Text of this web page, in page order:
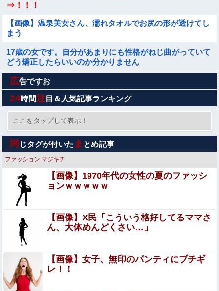
⇒！！！
【画像】温泉美女さん、濡れタオルでお尻の形が透けてし
まう
17歳の女です。自分があまりにも性格がねじ曲がっていて
どう矯正したらいいのか分かりません
【画像】女芸人の吉住さん、メイクしたら普通に美人の部
類だった→ご覧くださいw w w w w w w w
【二次エ□】 ギャル好き集合ｗｗHなギャル画像まとめ
【困惑】出産後の里帰り中に夫が突撃訪問！その行動理由
がヤバすぎｗｗｗｗ
【うわっ…】専業主婦さん、エグいくらいの不倫が子供に
ガチバレした結果…
仕事中の美女ホテル清掃員にチ●ポしごかれて射精させて
もらった男の動画、羨ましすぎるｗｗｗ
【警告】医師「米国では”ヘロインと同じくらいヤバい
薬”が日本では平気で処方されてる」
【画像】 J Kダンス部、なぜか部員の８割が巨 乳で揺
れまくりなんだがｗｗｗｗｗｗｗｗｗｗ（動画あり）
【K悲報】審判“性接待”発覚で大揺れの韓国サッカー協
広告ですお
24時間注 目＆人気記事ランキング
ここをタップして表示！
同 じタグが付いた ま とめ記事
ファッション マジキチ
【画像】1970年代の女性の夏のファッシ
ョンｗｗｗｗｗ
【画像】X民「こういう格好してるママさ
ん、大体めんどくさい…」
【画像】女子、無印のパンティにブチギ
レ！！